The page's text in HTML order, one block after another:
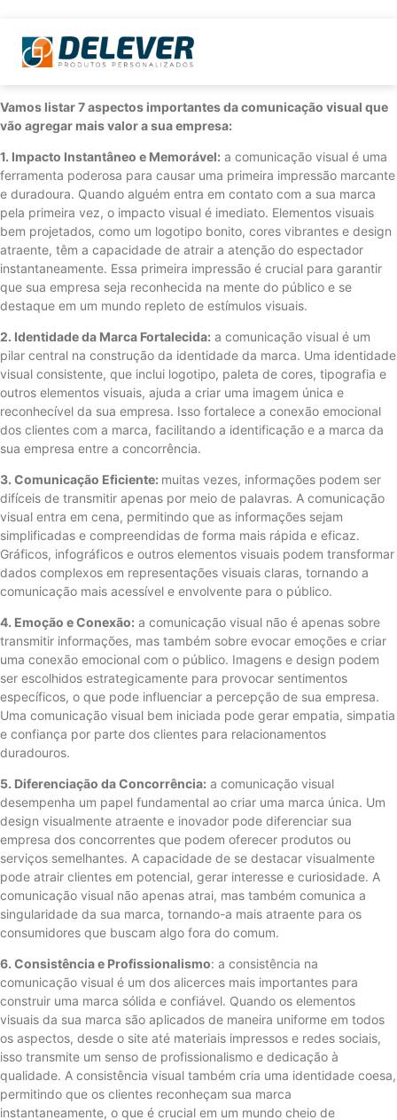
Vamos listar 7 aspectos importantes da comunicação visual que
vão agregar mais valor a sua empresa:
1. Impacto Instantâneo e Memorável: a comunicação visual é uma
ferramenta poderosa para causar uma primeira impressão marcante
e duradoura. Quando alguém entra em contato com a sua marca
pela primeira vez, o impacto visual é imediato. Elementos visuais
bem projetados, como um logotipo bonito, cores vibrantes e design
atraente, têm a capacidade de atrair a atenção do espectador
instantaneamente. Essa primeira impressão é crucial para garantir
que sua empresa seja reconhecida na mente do público e se
destaque em um mundo repleto de estímulos visuais.
2. Identidade da Marca Fortalecida: a comunicação visual é um
pilar central na construção da identidade da marca. Uma identidade
visual consistente, que inclui logotipo, paleta de cores, tipografia e
outros elementos visuais, ajuda a criar uma imagem única e
reconhecível da sua empresa. Isso fortalece a conexão emocional
dos clientes com a marca, facilitando a identificação e a marca da
sua empresa entre a concorrência.
3. Comunicação Eficiente: muitas vezes, informações podem ser
difíceis de transmitir apenas por meio de palavras. A comunicação
visual entra em cena, permitindo que as informações sejam
simplificadas e compreendidas de forma mais rápida e eficaz.
Gráficos, infográficos e outros elementos visuais podem transformar
dados complexos em representações visuais claras, tornando a
comunicação mais acessível e envolvente para o público.
4. Emoção e Conexão: a comunicação visual não é apenas sobre
transmitir informações, mas também sobre evocar emoções e criar
uma conexão emocional com o público. Imagens e design podem
ser escolhidos estrategicamente para provocar sentimentos
específicos, o que pode influenciar a percepção de sua empresa.
Uma comunicação visual bem iniciada pode gerar empatia, simpatia
e confiança por parte dos clientes para relacionamentos
duradouros.
5. Diferenciação da Concorrência: a comunicação visual
desempenha um papel fundamental ao criar uma marca única. Um
design visualmente atraente e inovador pode diferenciar sua
empresa dos concorrentes que podem oferecer produtos ou
serviços semelhantes. A capacidade de se destacar visualmente
pode atrair clientes em potencial, gerar interesse e curiosidade. A
comunicação visual não apenas atrai, mas também comunica a
singularidade da sua marca, tornando-a mais atraente para os
consumidores que buscam algo fora do comum.
6. Consistência e Profissionalismo: a consistência na
comunicação visual é um dos alicerces mais importantes para
construir uma marca sólida e confiável. Quando os elementos
visuais da sua marca são aplicados de maneira uniforme em todos
os aspectos, desde o site até materiais impressos e redes sociais,
isso transmite um senso de profissionalismo e dedicação à
qualidade. A consistência visual também cria uma identidade coesa,
permitindo que os clientes reconheçam sua marca
instantaneamente, o que é crucial em um mundo cheio de